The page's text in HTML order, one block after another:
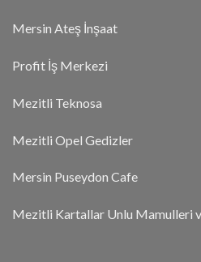
Mersin Ateş İnşaat
Profit İş Merkezi
Mezitli Teknosa
Mezitli Opel Gedizler
Mersin Puseydon Cafe
Mezitli Kartallar Unlu Mamulleri